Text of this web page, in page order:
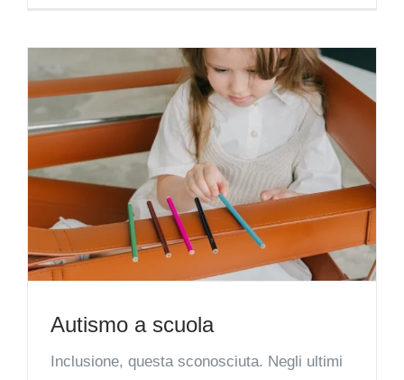
Autismo a scuola
Inclusione, questa sconosciuta. Negli ultimi